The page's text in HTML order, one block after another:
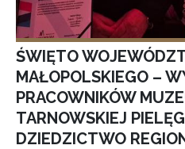
ŚWIĘTO
MAŁOPOLSKIEGO –
PRACOWNIKÓW
TARNOWSKIEJ
DZIEDZICTWO